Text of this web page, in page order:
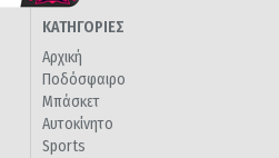
ΚΑΤΗΓΟΡΙΕΣ
Αρχική
Ποδόσφαιρο
Μπάσκετ
Αυτοκίνητο
Sports